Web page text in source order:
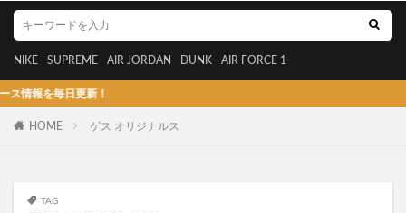
NIKE SUPREME AIR JORDAN DUNK AIR FORCE 1
を毎日更新！
HOME ゲス オリジナルス
TAG